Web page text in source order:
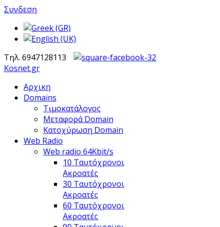
Συνδεση
Τηλ. 6947128113
Kosnet.gr
Αρχικη
Domains
Τιμοκατάλογος
Μεταφορά Domain
Κατοχύρωση Domain
Web Radio
Web radio 64Kbit/s
10 Ταυτόχρονοι
Ακροατές
30 Ταυτόχρονοι
Ακροατές
60 Ταυτόχρονοι
Ακροατές